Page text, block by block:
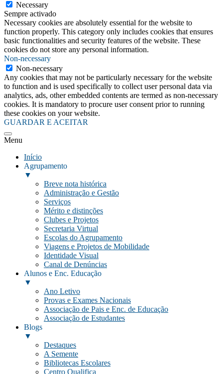
Necessary
Sempre activado
Necessary cookies are absolutely essential for the website to
function properly. This category only includes cookies that ensures
basic functionalities and security features of the website. These
cookies do not store any personal information.
Non-necessary
Non-necessary
Any cookies that may not be particularly necessary for the website
to function and is used specifically to collect user personal data via
analytics, ads, other embedded contents are termed as non-necessary
cookies. It is mandatory to procure user consent prior to running
these cookies on your website.
GUARDAR E ACEITAR
Menu
Início
Agrupamento
▼
Breve nota histórica
Administração e Gestão
Serviços
Mérito e distinções
Clubes e Projetos
Secretaria Virtual
Escolas do Agrupamento
Viagens e Projetos de Mobilidade
Identidade Visual
Canal de Denúncias
Alunos e Enc. Educação
▼
Ano Letivo
Provas e Exames Nacionais
Associação de Pais e Enc. de Educação
Associação de Estudantes
Blogs
▼
Destaques
A Semente
Bibliotecas Escolares
Centro Qualifica